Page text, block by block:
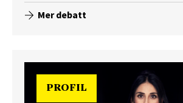
Mer debatt
PROFIL